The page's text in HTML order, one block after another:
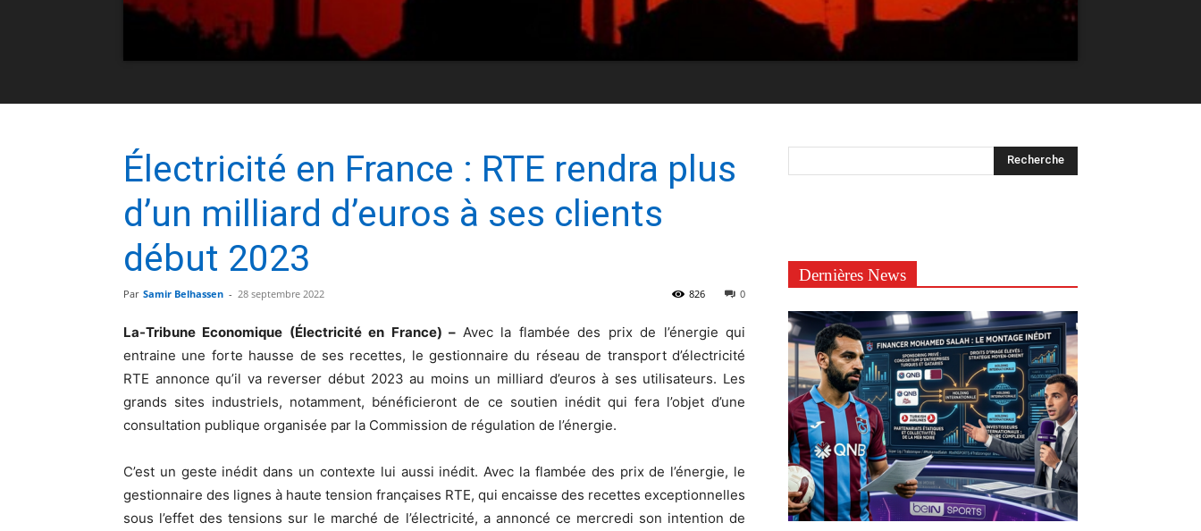
Électricité en France : RTE rendra plus
d’un milliard d’euros à ses clients
début 2023
Par Samir Belhassen - 28 septembre 2022 0
826
La-Tribune Economique (Électricité en France) – Avec la flambée des prix de l’énergie qui
entraine une forte hausse de ses recettes, le gestionnaire du réseau de transport d’électricité
RTE annonce qu’il va reverser début 2023 au moins un milliard d’euros à ses utilisateurs. Les
grands sites industriels, notamment, bénéficieront de ce soutien inédit qui fera l’objet d’une
consultation publique organisée par la Commission de régulation de l’énergie.
C’est un geste inédit dans un contexte lui aussi inédit. Avec la flambée des prix de l’énergie, le
gestionnaire des lignes à haute tension françaises RTE, qui encaisse des recettes exceptionnelles
sous l’effet des tensions sur le marché de l’électricité, a annoncé ce mercredi son intention de
Dernières News